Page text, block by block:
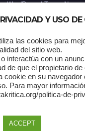
a WordPress|Tema:
RK Contactos
Página de ejemplo
Y USO DE
las cookies para
del sitio web.
interactúa con un
de que el propietario
cookie en su navegador
Para mayor
politica-de-
ACCEPT